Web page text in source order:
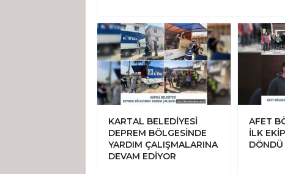
KARTAL BELEDİYESİ
DEPREM BÖLGESİNDE
YARDIM ÇALIŞMALARINA
DEVAM EDİYOR
AFET
İLK
DÖNDÜ